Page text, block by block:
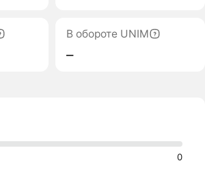
В обороте UNIM
‒
0